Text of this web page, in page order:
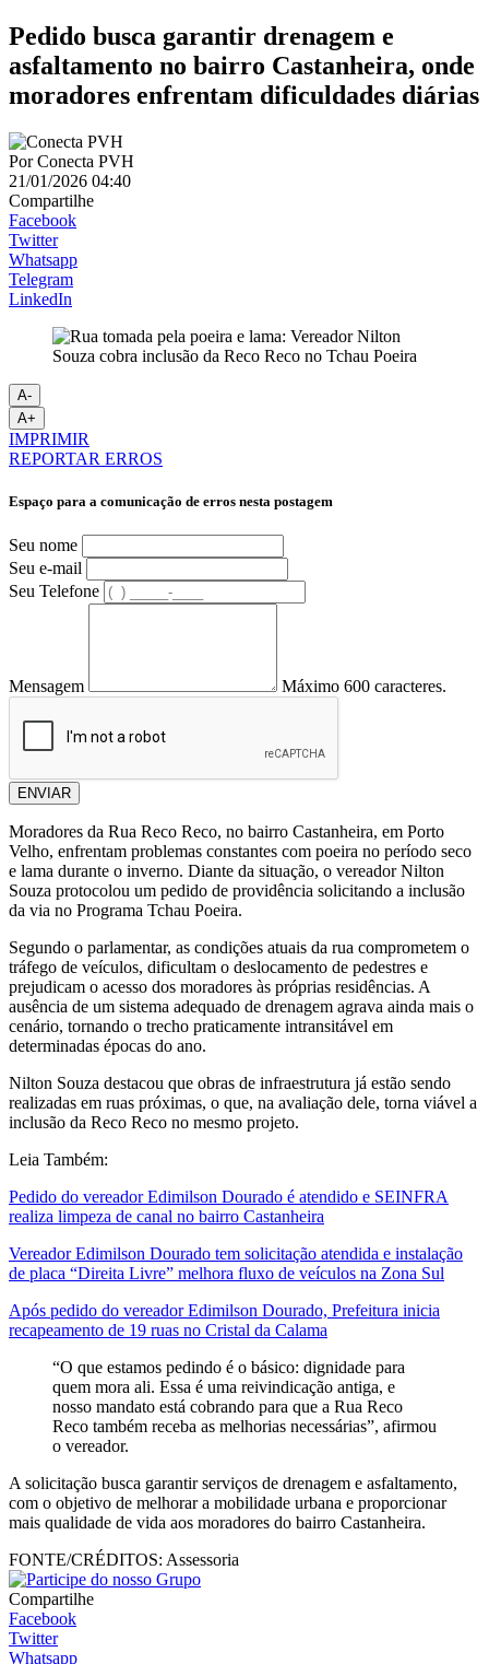
Pedido busca garantir drenagem e
asfaltamento no bairro Castanheira, onde
moradores enfrentam dificuldades diárias
PorConecta PVH
21/01/2026 04:40
Compartilhe
Facebook
Twitter
Whatsapp
Telegram
LinkedIn
A-
A+
IMPRIMIR
REPORTAR ERROS
Espaço para a comunicação de erros nesta postagem
Seu nome
Seu e-mail
Seu Telefone
Mensagem Máximo 600 caracteres.
ENVIAR
Moradores da Rua Reco Reco, no bairro Castanheira, em Porto
Velho, enfrentam problemas constantes com poeira no período seco
e lama durante o inverno. Diante da situação, o vereador Nilton
Souza protocolou um pedido de providência solicitando a inclusão
da via no Programa Tchau Poeira.
Segundo o parlamentar, as condições atuais da rua comprometem o
tráfego de veículos, dificultam o deslocamento de pedestres e
prejudicam o acesso dos moradores às próprias residências. A
ausência de um sistema adequado de drenagem agrava ainda mais o
cenário, tornando o trecho praticamente intransitável em
determinadas épocas do ano.
Nilton Souza destacou que obras de infraestrutura já estão sendo
realizadas em ruas próximas, o que, na avaliação dele, torna viável a
inclusão da Reco Reco no mesmo projeto.
Leia Também:
Pedido do vereador Edimilson Dourado é atendido e SEINFRA
realiza limpeza de canal no bairro Castanheira
Vereador Edimilson Dourado tem solicitação atendida e instalação
de placa “Direita Livre” melhora fluxo de veículos na Zona Sul
Após pedido do vereador Edimilson Dourado, Prefeitura inicia
recapeamento de 19 ruas no Cristal da Calama
“O que estamos pedindo é o básico: dignidade para
quem mora ali. Essa é uma reivindicação antiga, e
nosso mandato está cobrando para que a Rua Reco
Reco também receba as melhorias necessárias”, afirmou
o vereador.
A solicitação busca garantir serviços de drenagem e asfaltamento,
com o objetivo de melhorar a mobilidade urbana e proporcionar
mais qualidade de vida aos moradores do bairro Castanheira.
FONTE/CRÉDITOS: Assessoria
Compartilhe
Facebook
Twitter
Whatsapp